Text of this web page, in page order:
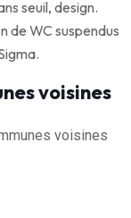
seuil, design.
de WC suspendus
voisines
voisines